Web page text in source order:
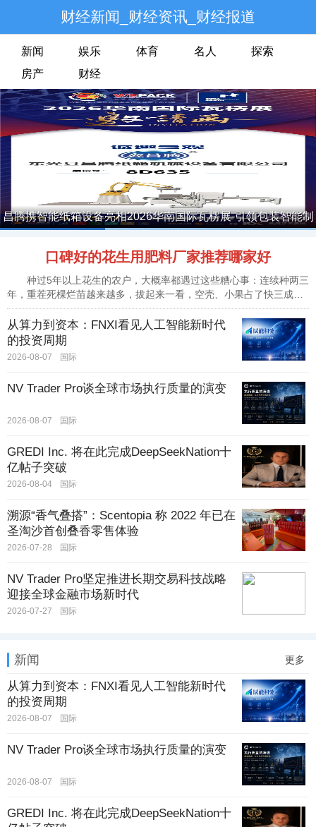
财经新闻_财经资讯_财经报道
新闻 娱乐 体育 名人
探索
房产
财经
昌腾携智能纸箱设备亮相2026华南国际瓦楞展-引领包装智能制
口碑好的花生用肥料厂家推荐哪家好
种过5年以上花生的农户，大概率都遇过这些糟心事：连续种两三
年，重茬死棵烂苗越来越多，拔起来一看，空壳、小果占了快三成，
忙活大半年，产量上不去，卖价还低，换了好几个厂家的肥料，钱没
少花，效果还是差口气。我跑农资圈这么久，见过太多种植户选肥踩
坑，也见过不少经销商找不对好产品愁得睡不着...
从算力到资本：FNXI看见人工智能新时代
的投资周期
2026-08-07 国际
NV Trader Pro谈全球市场执行质量的演变
2026-08-07 国际
GREDI Inc. 将在此完成DeepSeekNation十
亿帖子突破
2026-08-04 国际
溯源“香气叠搭”：Scentopia 称 2022 年已在
圣淘沙首创叠香零售体验
2026-07-28 国际
NV Trader Pro坚定推进长期交易科技战略
迎接全球金融市场新时代
2026-07-27 国际
新闻 更多
从算力到资本：FNXI看见人工智能新时代
的投资周期
2026-08-07 国际
NV Trader Pro谈全球市场执行质量的演变
2026-08-07 国际
GREDI Inc. 将在此完成DeepSeekNation十